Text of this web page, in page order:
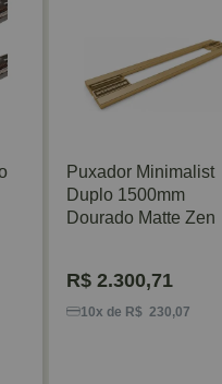
Puxador Minimalist
Duplo 1500mm
Dourado Matte Zen
R$ 2.300,71
10x de R$ 230,07